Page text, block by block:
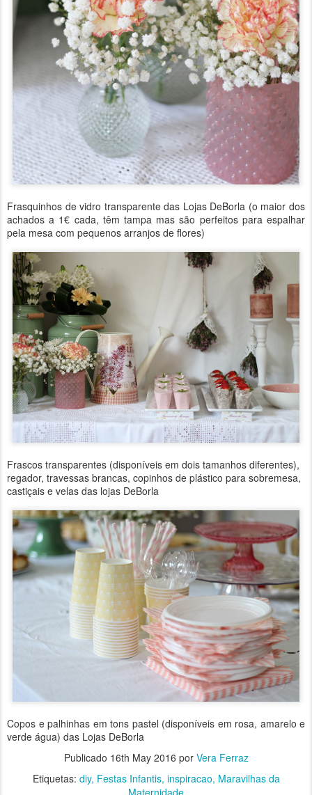
Frasquinhos de vidro transparente das Lojas DeBorla (o maior dos
achados a 1€ cada, têm tampa mas são perfeitos para espalhar
pela mesa com pequenos arranjos de flores)
Frascos transparentes (disponíveis em dois tamanhos diferentes),
regador, travessas brancas, copinhos de plástico para sobremesa,
castiçais e velas das lojas DeBorla
Copos e palhinhas em tons pastel (disponíveis em rosa, amarelo e
verde água) das Lojas DeBorla
Publicado 16th May 2016 por Vera Ferraz
Etiquetas: diy Festas Infantis inspiracao Maravilhas da
Maternidade